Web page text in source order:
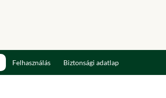
Felhasználás Biztonsági adatlap